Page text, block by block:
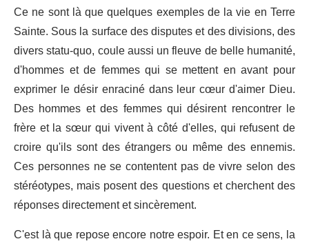
Ce ne sont là que quelques exemples de la vie en Terre
Sainte. Sous la surface des disputes et des divisions, des
divers statu-quo, coule aussi un fleuve de belle humanité,
d'hommes et de femmes qui se mettent en avant pour
exprimer le désir enraciné dans leur cœur d'aimer Dieu.
Des hommes et des femmes qui désirent rencontrer le
frère et la sœur qui vivent à côté d'elles, qui refusent de
croire qu'ils sont des étrangers ou même des ennemis.
Ces personnes ne se contentent pas de vivre selon des
stéréotypes, mais posent des questions et cherchent des
réponses directement et sincèrement.
C'est là que repose encore notre espoir. Et en ce sens, la